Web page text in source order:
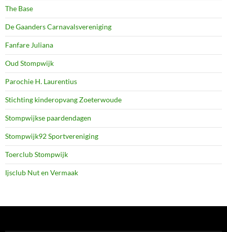
The Base
De Gaanders Carnavalsvereniging
Fanfare Juliana
Oud Stompwijk
Parochie H. Laurentius
Stichting kinderopvang Zoeterwoude
Stompwijkse paardendagen
Stompwijk92 Sportvereniging
Toerclub Stompwijk
Ijsclub Nut en Vermaak